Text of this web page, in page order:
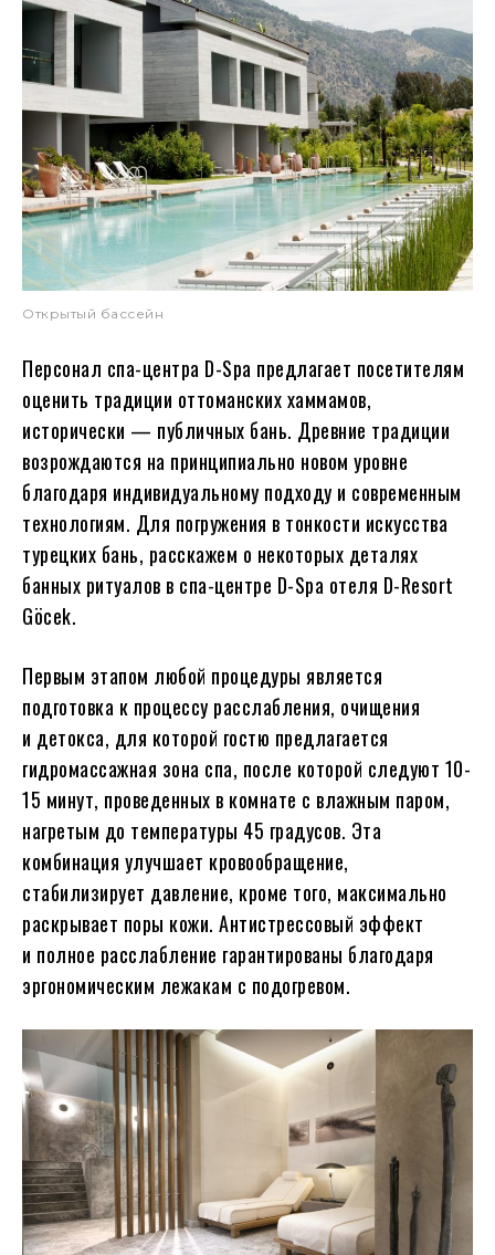
Открытый бассейн
Персонал спа-центра D-Spa предлагает посетителям
оценить традиции оттоманских хаммамов,
исторически — публичных бань. Древние традиции
возрождаются на принципиально новом уровне
благодаря индивидуальному подходу и современным
технологиям. Для погружения в тонкости искусства
турецких бань, расскажем о некоторых деталях
банных ритуалов в спа-центре D-Spa отеля D-Resort
Göcek.
Первым этапом любой процедуры является
подготовка к процессу расслабления, очищения
и детокса, для которой гостю предлагается
гидромассажная зона спа, после которой следуют 10-
15 минут, проведенных в комнате с влажным паром,
нагретым до температуры 45 градусов. Эта
комбинация улучшает кровообращение,
стабилизирует давление, кроме того, максимально
раскрывает поры кожи. Антистрессовый эффект
и полное расслабление гарантированы благодаря
эргономическим лежакам с подогревом.